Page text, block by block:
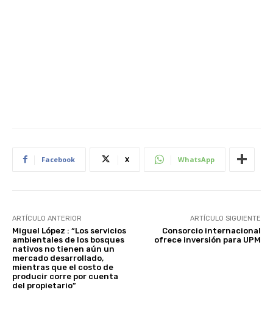
Facebook X WhatsApp
ARTÍCULO ANTERIOR
Miguel López : “Los servicios
ambientales de los bosques
nativos no tienen aún un
mercado desarrollado,
mientras que el costo de
producir corre por cuenta
del propietario”
ARTÍCULO SIGUIENTE
Consorcio internacional
ofrece inversión para UPM